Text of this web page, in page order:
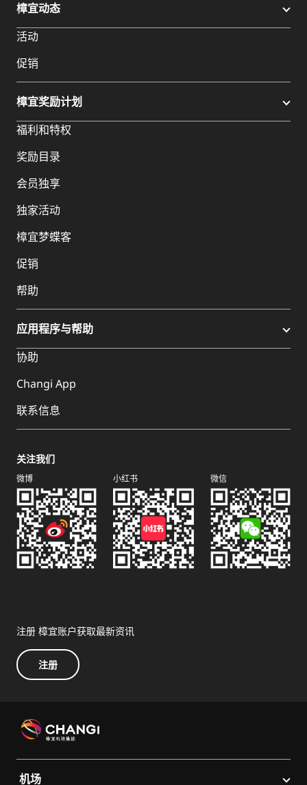
樟宜动态
活动
促销
樟宜奖励计划
福利和特权
奖励目录
会员独享
独家活动
樟宜梦蝶客
促销
帮助
应用程序与帮助
协助
Changi App
联系信息
关注我们
微博 小红书 微信
注册 樟宜账户获取最新资讯
注册
机场